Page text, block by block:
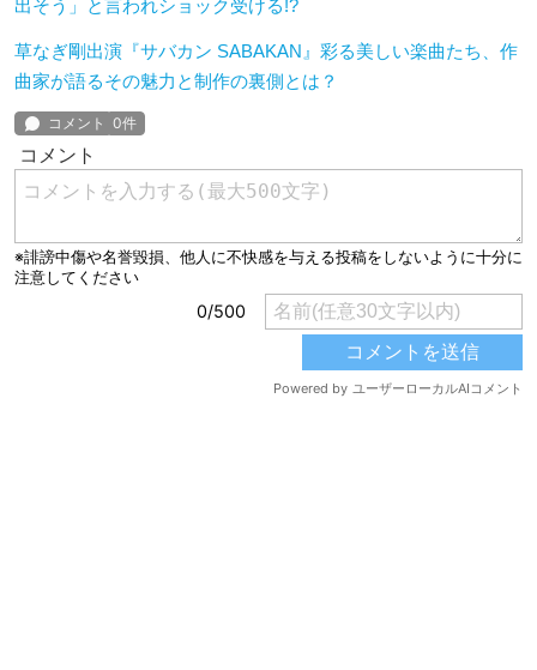
出そう」と言われショック受ける!?
草なぎ剛出演『サバカン SABAKAN』彩る美しい楽曲たち、作
曲家が語るその魅力と制作の裏側とは？